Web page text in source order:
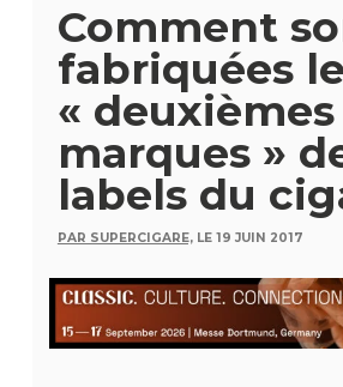
Comment
fabriquées
« deuxièmes
marques »
labels du
PAR SUPERCIGARE, LE 19 JUIN 2017